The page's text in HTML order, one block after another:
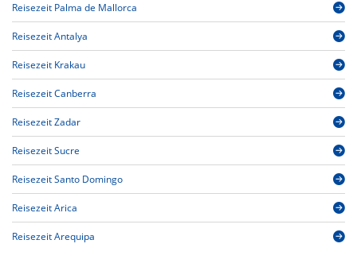
Reisezeit Palma de Mallorca
Reisezeit Antalya
Reisezeit Krakau
Reisezeit Canberra
Reisezeit Zadar
Reisezeit Sucre
Reisezeit Santo Domingo
Reisezeit Arica
Reisezeit Arequipa